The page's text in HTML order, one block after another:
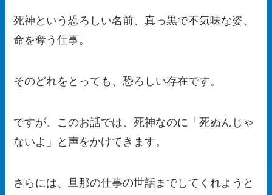
死神という恐ろしい名前、真っ黒で不気味な姿、
命を奪う仕事。
そのどれをとっても、恐ろしい存在です。
ですが、このお話では、死神なのに「死ぬんじゃ
ないよ」と声をかけてきます。
さらには、旦那の仕事の世話までしてくれようと